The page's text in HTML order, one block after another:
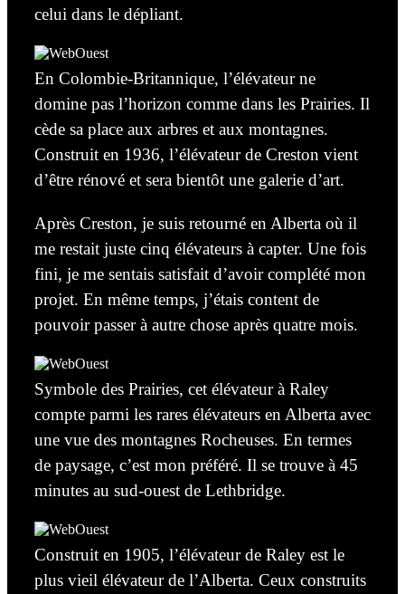
celui dans le dépliant.
En Colombie-Britannique, l’élévateur ne
domine pas l’horizon comme dans les Prairies. Il
cède sa place aux arbres et aux montagnes.
Construit en 1936, l’élévateur de Creston vient
d’être rénové et sera bientôt une galerie d’art.
Après Creston, je suis retourné en Alberta où il
me restait juste cinq élévateurs à capter. Une fois
fini, je me sentais satisfait d’avoir complété mon
projet. En même temps, j’étais content de
pouvoir passer à autre chose après quatre mois.
Symbole des Prairies, cet élévateur à Raley
compte parmi les rares élévateurs en Alberta avec
une vue des montagnes Rocheuses. En termes
de paysage, c’est mon préféré. Il se trouve à 45
minutes au sud-ouest de Lethbridge.
Construit en 1905, l’élévateur de Raley est le
plus vieil élévateur de l’Alberta. Ceux construits